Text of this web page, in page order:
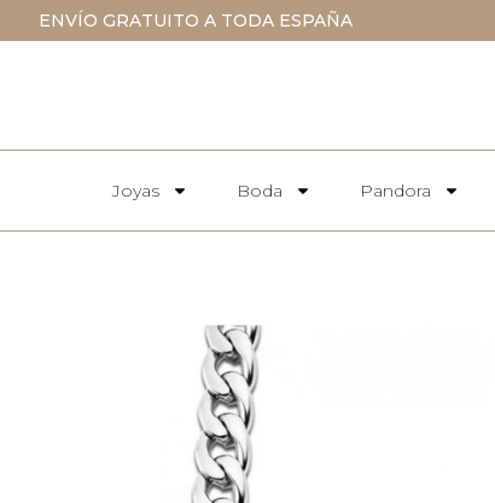
ENVÍO GRATUITO A TODA ESPAÑA
Joyas Boda Pandora